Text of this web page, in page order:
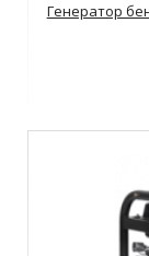
Генератор